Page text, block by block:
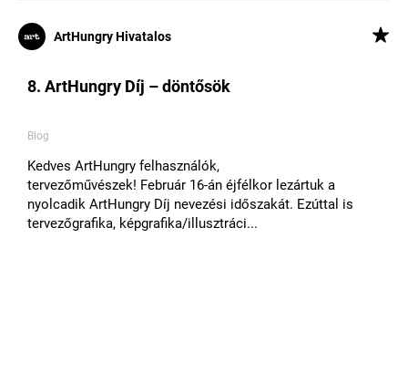
ArtHungry Hivatalos
8. ArtHungry Díj – döntősök
Blog
Kedves ArtHungry felhasználók,
tervezőművészek! Február 16-án éjfélkor lezártuk a
nyolcadik ArtHungry Díj nevezési időszakát. Ezúttal is
tervezőgrafika, képgrafika/illusztráci...